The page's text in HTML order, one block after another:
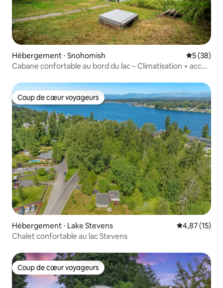
Hébergement ⋅ Snohomish
5 (38)
Cabane confortable au bord du lac – Climatisation + accès
Coup de cœur voyageurs
Coup de cœur voyageurs
Hébergement ⋅ Lake Stevens Évaluation
4,87 (15)
Chalet confortable au lac Stevens
Coup de cœur voyageurs
Coup de cœur voyageurs